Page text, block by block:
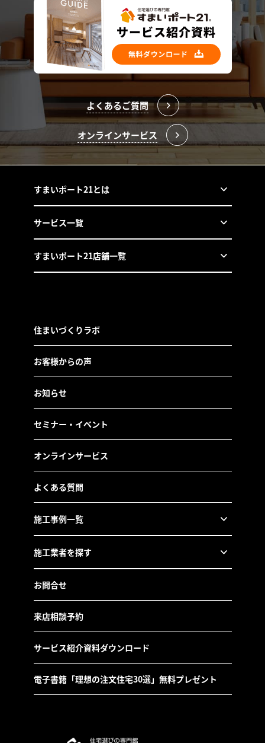
よくあるご質問
オンラインサービス
すまいポート21とは
サービス一覧
すまいポート21店舗一覧
住まいづくりラボ
お客様からの声
お知らせ
セミナー・イベント
オンラインサービス
よくある質問
施工事例一覧
施工業者を探す
お問合せ
来店相談予約
サービス紹介資料ダウンロード
電子書籍「理想の注文住宅30選」無料プレゼント